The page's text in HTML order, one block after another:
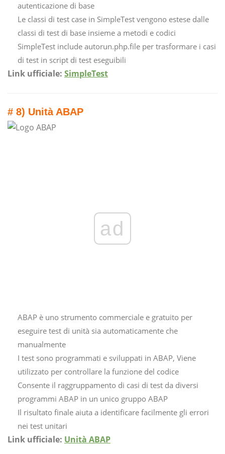
autenticazione di base
Le classi di test case in SimpleTest vengono estese dalle
classi di test di base insieme a metodi e codici
SimpleTest include autorun.php.file per trasformare i casi
di test in script di test eseguibili
Link ufficiale: SimpleTest
# 8) Unità ABAP
ad
ABAP è uno strumento commerciale e gratuito per
eseguire test di unità sia automaticamente che
manualmente
I test sono programmati e sviluppati in ABAP, Viene
utilizzato per controllare la funzione del codice
Consente il raggruppamento di casi di test da diversi
programmi ABAP in un unico gruppo ABAP
Il risultato finale aiuta a identificare facilmente gli errori
nei test unitari
Link ufficiale: Unità ABAP